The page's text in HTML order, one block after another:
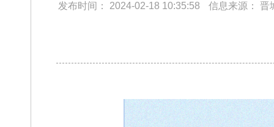
发布时间： 2024-02-18 10:35:58 信息来源： 晋